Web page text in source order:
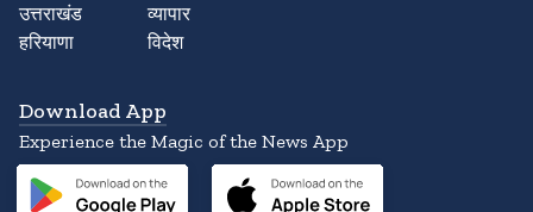
उत्तराखंड
हरियाणा
व्यापार
विदेश
Download App
Experience the Magic of the News App